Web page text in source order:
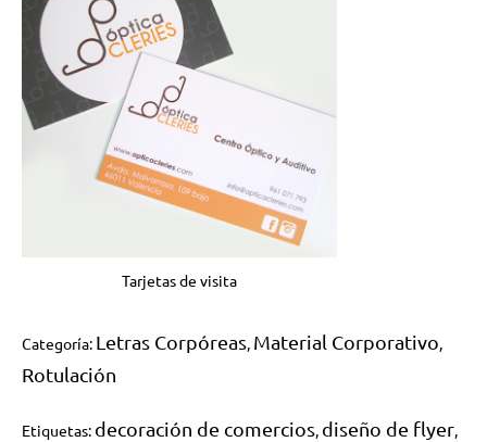
Tarjetas de visita
Categoría: Letras Corpóreas, Material Corporativo,
Rotulación
Etiquetas: decoración de comercios, diseño de flyer,